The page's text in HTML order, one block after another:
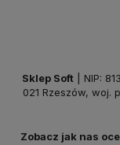
Sklep Soft | NIP:
021 Rzeszów, woj.
Zobacz jak nas